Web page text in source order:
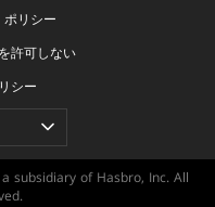
ポリシー
許可しない
シー
subsidiary of Hasbro, Inc. All